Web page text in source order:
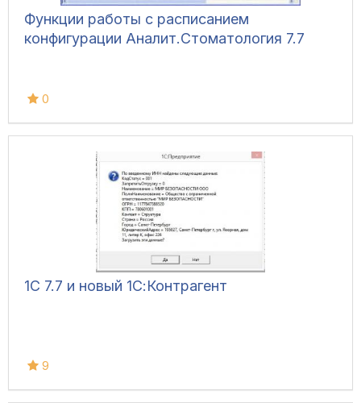
Функции работы с расписанием
конфигурации Аналит.Стоматология 7.7
0
1С 7.7 и новый 1С:Контрагент
9